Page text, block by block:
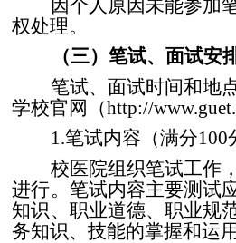
因个人原因未能参加
权处理。
（三）笔试、面试安
笔试、面试时间和地
学校官网（http://
1.笔试内容（满分100
校医院组织笔试工作
进行。笔试内容主要测试
知识、职业道德、职业规
务知识、技能的掌握和运用